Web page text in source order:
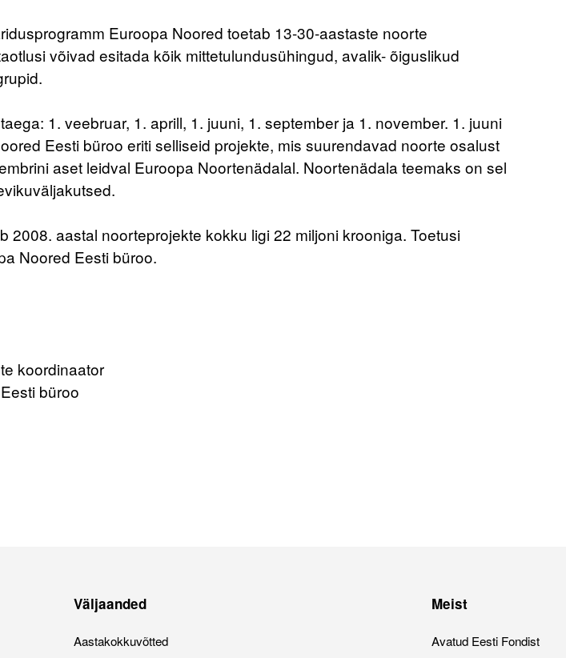
Euroopa Noored toetab 13-30-aastaste noorte
võivad esitada kõik mittetulundusühingud, avalik- õiguslikud
1. veebruar, 1. aprill, 1. juuni, 1. september ja 1. november. 1. juuni
Eesti büroo eriti selliseid projekte, mis suurendavad noorte osalust
aset leidval Euroopa Noortenädalal. Noortenädala teemaks on sel
2008. aastal noorteprojekte kokku ligi 22 miljoni krooniga. Toetusi
Noored Eesti büroo.
koordinaator
büroo
Väljaanded
Aastakokkuvõtted
Meist
Avatud Eesti Fondist